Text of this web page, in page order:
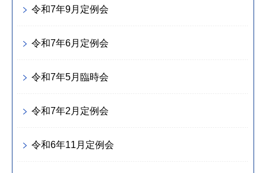
令和7年9月定例会
令和7年6月定例会
令和7年5月臨時会
令和7年2月定例会
令和6年11月定例会